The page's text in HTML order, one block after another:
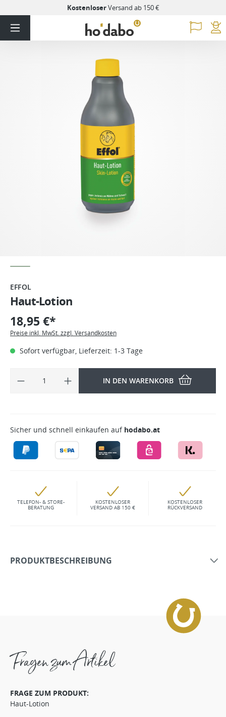
KostenloserVersand ab 150 €
EFFOL
Haut-Lotion
18,95 €*
Preise inkl. MwSt. zzgl. Versandkosten
Sofort verfügbar, Lieferzeit: 1-3 Tage
IN DEN WARENKORB
Sicher und schnell einkaufen auf hodabo.at
TELEFON- & STORE-
BERATUNG
KOSTENLOSER
VERSAND AB 150 €
KOSTENLOSER
RÜCKVERSAND
PRODUKTBESCHREIBUNG
Fragen zum Artikel
FRAGE ZUM PRODUKT:
Haut-Lotion